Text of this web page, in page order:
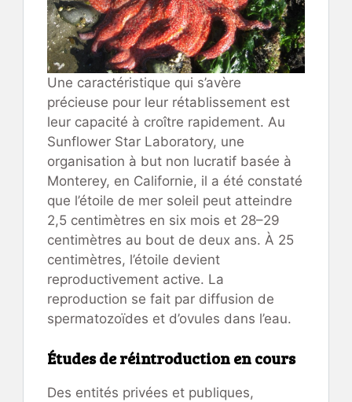
Une caractéristique qui s’avère
précieuse pour leur rétablissement est
leur capacité à croître rapidement. Au
Sunflower Star Laboratory, une
organisation à but non lucratif basée à
Monterey, en Californie, il a été constaté
que l’étoile de mer soleil peut atteindre
2,5 centimètres en six mois et 28–29
centimètres au bout de deux ans. À 25
centimètres, l’étoile devient
reproductivement active. La
reproduction se fait par diffusion de
spermatozoïdes et d’ovules dans l’eau.
Études de réintroduction en cours
Des entités privées et publiques,